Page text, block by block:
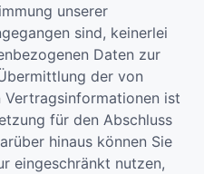
unserer
sind, keinerlei
Daten zur
der von
Vertragsinformationen ist
für den Abschluss
hinaus können Sie
eingeschränkt nutzen,